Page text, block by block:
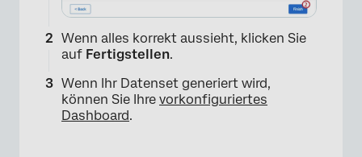
Wenn alles korrekt aussieht, klicken Sie
auf Fertigstellen.
Wenn Ihr Datenset generiert wird,
können Sie Ihre vorkonfiguriertes
Dashboard.